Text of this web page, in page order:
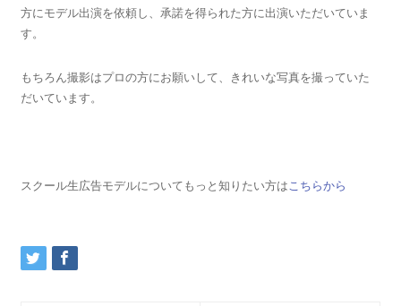
方にモデル出演を依頼し、承諾を得られた方に出演いただいていま
す。
もちろん撮影はプロの方にお願いして、きれいな写真を撮っていた
だいています。
スクール生広告モデルについてもっと知りたい方は こちらから